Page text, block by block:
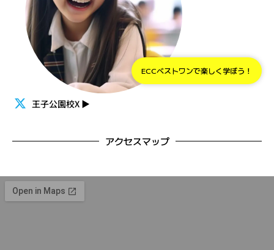
王子公園校X ▶
ECCベストワンで楽しく学ぼう！
アクセスマップ